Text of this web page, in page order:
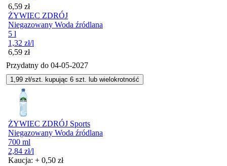
Cena
6,59 zł
ŻYWIEC ZDRÓJ
Niegazowany Woda źródlana
5 l
1,32 zł/l
Cena
6,59 zł
Przydatny do 04-05-2027
1,99 zł/szt. kupując 6 szt. lub wielokrotność
ŻYWIEC ZDRÓJ Sports
Niegazowany Woda źródlana
700 ml
2,84 zł/l
Kaucja: + 0,50 zł